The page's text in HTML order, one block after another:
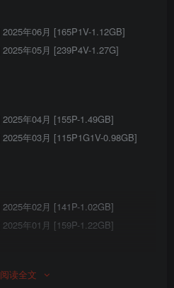
年06月 [165P1V-1.12GB]
年05月 [239P4V-1.27G]
年04月 [155P-1.49GB]
年03月 [115P1G1V-0.98GB]
年02月 [141P-1.02GB]
年01月 [159P-1.22GB]
&チャイナドレス 写真+自撮り
读全文